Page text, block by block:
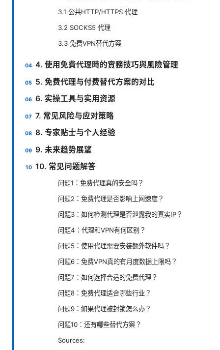
3.1 公共HTTP/HTTPS 代理
3.2 SOCKS5 代理
3.3 免费VPN替代方案
4. 使用免費代理時的實務技巧與風險管理
5. 免费代理与付费替代方案的对比
6. 实操工具与实用资源
7. 常见风险与应对策略
8. 专家贴士与个人经验
9. 未来趋势展望
10. 常见问题解答
问题1：免费代理真的安全吗？
问题2：免费代理是否影响上网速度？
问题3：如何检测代理是否泄露我的真实IP？
问题4：代理和VPN有何区别？
问题5：使用代理需要安装额外软件吗？
问题6：免费VPN真的有月度数据上限吗？
问题7：如何选择合适的免费代理？
问题8：免费代理适合哪些行业？
问题9：如果代理被封锁怎么办？
问题10：还有哪些替代方案？
Sources: